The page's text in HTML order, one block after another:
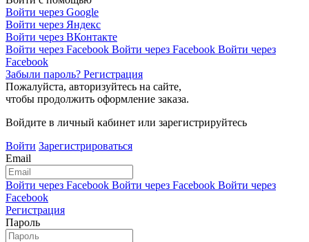
Войти через Google
Войти через Яндекс
Войти через ВКонтакте
Войти через Facebook Войти через Facebook Войти через
Facebook
Забыли пароль? Регистрация
Пожалуйста, авторизуйтесь на сайте,
чтобы продолжить оформление заказа.
Войдите в личный кабинет или зарегистрируйтесь
Войти Зарегистрироваться
Email
Войти через Facebook Войти через Facebook Войти через
Facebook
Регистрация
Пароль